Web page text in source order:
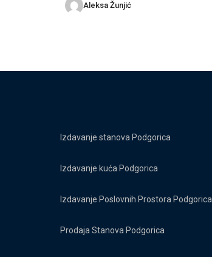
Aleksa Žunjić
Izdavanje stanova Podgorica
Izdavanje kuća Podgorica
Izdavanje Poslovnih Prostora Podgorica
Prodaja Stanova Podgorica